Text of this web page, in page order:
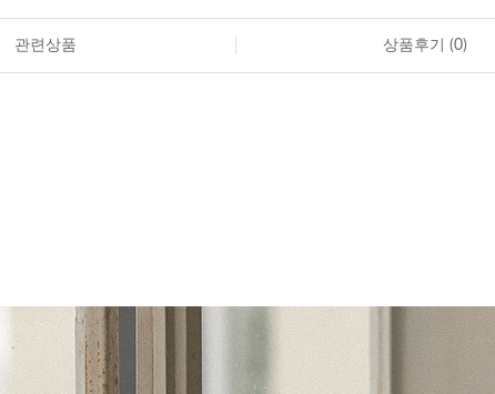
관련상품 상품후기 (0)